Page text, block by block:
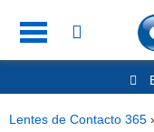
-
Nº1
Lentes de Contacto 365